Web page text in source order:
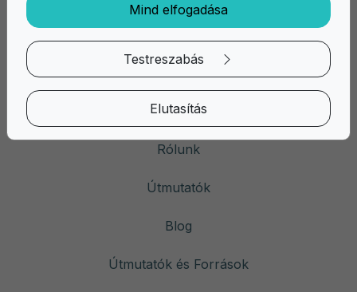
Gyors linkek
Rólunk
Útmutatók
Blog
Útmutatók és Források
Mind elfogadása
Testreszabás
Elutasítás